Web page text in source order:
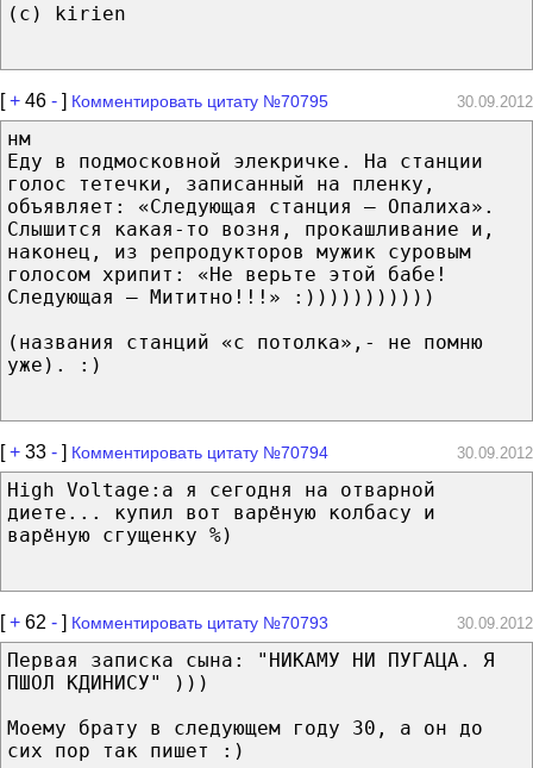
(с) kirien
[+ 46 - ] Комментировать цитату №70795 30.09.2012
нм
Еду в подмосковной элекричке. На станции
голос тетечки, записанный на пленку,
объявляет: «Следующая станция — Опалиха».
Слышится какая-то возня, прокашливание и,
наконец, из репродукторов мужик суровым
голосом хрипит: «Не верьте этой бабе!
Следующая — Мититно!!!» :)))))))))))
(названия станций «с потолка»,- не помню
уже). :)
[+ 33 - ] Комментировать цитату №70794 30.09.2012
High Voltage:а я сегодня на отварной
диете... купил вот варёную колбасу и
варёную сгущенку %)
[+ 62 - ] Комментировать цитату №70793 30.09.2012
Первая записка сына: "НИКАМУ НИ ПУГАЦА. Я
ПШОЛ КДИНИСУ" )))
Моему брату в следующем году 30, а он до
сих пор так пишет :)